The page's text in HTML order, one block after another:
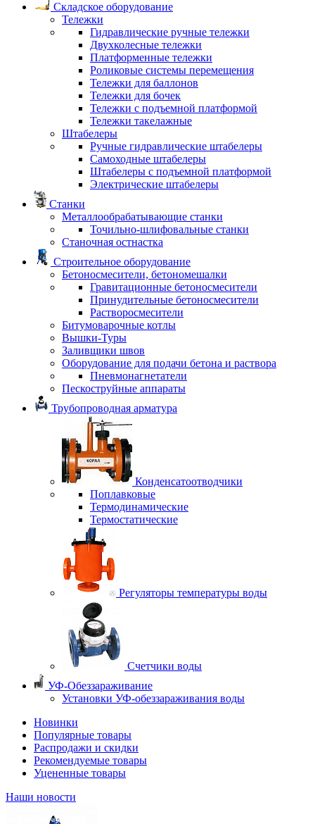
Складское оборудование
Тележки
Гидравлические ручные тележки
Двухколесные тележки
Платформенные тележки
Роликовые системы перемещения
Тележки для баллонов
Тележки для бочек
Тележки с подъемной платформой
Тележки такелажные
Штабелеры
Ручные гидравлические штабелеры
Самоходные штабелеры
Штабелеры с подъемной платформой
Электрические штабелеры
Станки
Металлообрабатывающие станки
Точильно-шлифовальные станки
Станочная остнастка
Строительное оборудование
Бетоносмесители, бетономешалки
Гравитационные бетоносмесители
Принудительные бетоносмесители
Растворосмесители
Битумоварочные котлы
Вышки-Туры
Заливщики швов
Оборудование для подачи бетона и раствора
Пневмонагнетатели
Пескоструйные аппараты
Трубопроводная арматура
Конденсатоотводчики
Поплавковые
Термодинамические
Термостатические
Регуляторы температуры воды
Счетчики воды
УФ-Обеззараживание
Установки УФ-обеззараживания воды
Новинки
Популярные товары
Распродажи и скидки
Рекомендуемые товары
Уцененные товары
Наши новости